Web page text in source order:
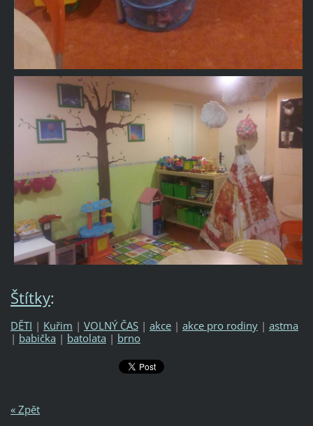
Štítky:
DĚTI | Kuřim | VOLNÝ ČAS | akce | akce pro rodiny | astma
| babička | batolata | brno
« Zpět